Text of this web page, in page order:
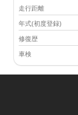
走行距離
年式(初度登録)
修復歴
車検